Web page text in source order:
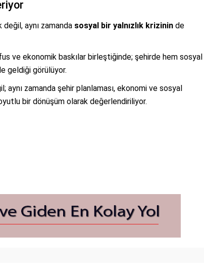
aynı zamanda sosyal bir yalnızlık krizinin de
ve ekonomik baskılar birleştiğinde; şehirde hem sosyal
geldiği görülüyor.
zamanda şehir planlaması, ekonomi ve sosyal
bir dönüşüm olarak değerlendiriliyor.